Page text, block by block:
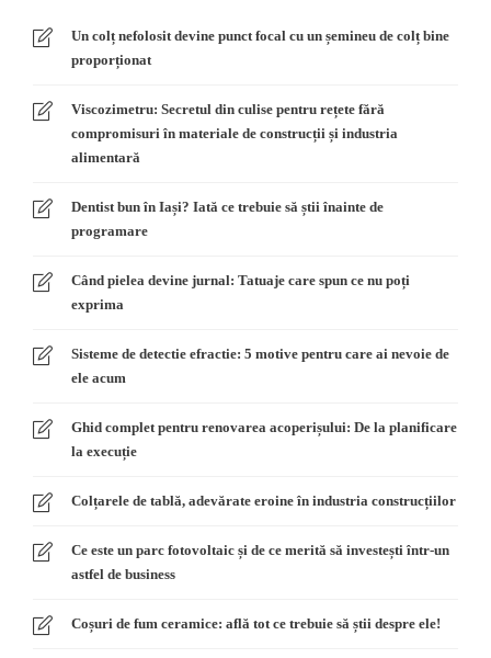
Un colț nefolosit devine punct focal cu un șemineu de colț bine
proporționat
Viscozimetru: Secretul din culise pentru rețete fără
compromisuri în materiale de construcții și industria
alimentară
Dentist bun în Iași? Iată ce trebuie să știi înainte de
programare
Când pielea devine jurnal: Tatuaje care spun ce nu poți
exprima
Sisteme de detectie efractie: 5 motive pentru care ai nevoie de
ele acum
Ghid complet pentru renovarea acoperișului: De la planificare
la execuție
Colțarele de tablă, adevărate eroine în industria construcțiilor
Ce este un parc fotovoltaic și de ce merită să investești într-un
astfel de business
Coșuri de fum ceramice: află tot ce trebuie să știi despre ele!